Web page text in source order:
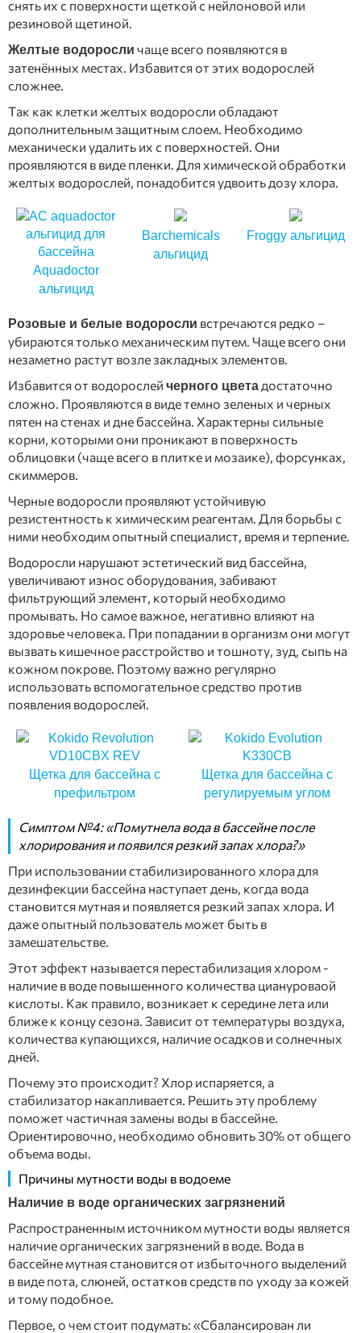
снять их с поверхности щеткой с нейлоновой или
резиновой щетиной.
Желтые водоросли чаще всего появляются в
затенённых местах. Избавится от этих водорослей
сложнее.
Так как клетки желтых водоросли обладают
дополнительным защитным слоем. Необходимо
механически удалить их с поверхностей. Они
проявляются в виде пленки. Для химической обработки
желтых водорослей, понадобится удвоить дозу хлора.
Aquadoctor
альгицид
Barchemicals
альгицид
Froggy альгицид
Розовые и белые водоросли встречаются редко –
убираются только механическим путем. Чаще всего они
незаметно растут возле закладных элементов.
Избавится от водорослей черного цвета достаточно
сложно. Проявляются в виде темно зеленых и черных
пятен на стенах и дне бассейна. Характерны сильные
корни, которыми они проникают в поверхность
облицовки (чаще всего в плитке и мозаике), форсунках,
скиммеров.
Черные водоросли проявляют устойчивую
резистентность к химическим реагентам. Для борьбы с
ними необходим опытный специалист, время и терпение.
Водоросли нарушают эстетический вид бассейна,
увеличивают износ оборудования, забивают
фильтрующий элемент, который необходимо
промывать. Но самое важное, негативно влияют на
здоровье человека. При попадании в организм они могут
вызвать кишечное расстройство и тошноту, зуд, сыпь на
кожном покрове. Поэтому важно регулярно
использовать вспомогательное средство против
появления водорослей.
Щетка для бассейна с
префильтром
Щетка для бассейна с
регулируемым углом
Симптом №4: «Помутнела вода в бассейне после
хлорирования и появился резкий запах хлора?»
При использовании стабилизированного хлора для
дезинфекции бассейна наступает день, когда вода
становится мутная и появляется резкий запах хлора. И
даже опытный пользователь может быть в
замешательстве.
Этот эффект называется перестабилизация хлором -
наличие в воде повышенного количества циануроваой
кислоты. Как правило, возникает к середине лета или
ближе к концу сезона. Зависит от температуры воздуха,
количества купающихся, наличие осадков и солнечных
дней.
Почему это происходит? Хлор испаряется, а
стабилизатор накапливается. Решить эту проблему
поможет частичная замены воды в бассейне.
Ориентировочно, необходимо обновить 30% от общего
объема воды.
Причины мутности воды в водоеме
Наличие в воде органических загрязнений
Распространенным источником мутности воды является
наличие органических загрязнений в воде. Вода в
бассейне мутная становится от избыточного выделений
в виде пота, слюней, остатков средств по уходу за кожей
и тому подобное.
Первое, о чем стоит подумать: «Сбалансирован ли